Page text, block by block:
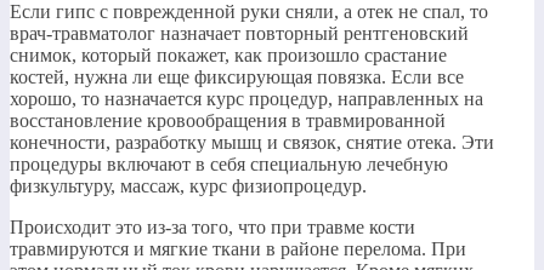
​Если гипс с поврежденной руки сняли, а отек не спал, то
врач-травматолог назначает повторный рентгеновский
снимок, который покажет, как произошло срастание
костей, нужна ли еще фиксирующая повязка. Если все
хорошо, то назначается курс процедур, направленных на
восстановление кровообращения в травмированной
конечности, разработку мышц и связок, снятие отека. Эти
процедуры включают в себя специальную лечебную
физкультуру, массаж, курс физиопроцедур.​
​Происходит это из-за того, что при травме кости
травмируются и мягкие ткани в районе перелома. При